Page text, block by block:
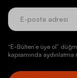
“E-Bülten’e üye ol”
kapsamında